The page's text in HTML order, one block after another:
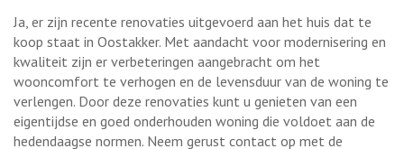
Ja, er zijn recente renovaties uitgevoerd aan het huis dat te
koop staat in Oostakker. Met aandacht voor modernisering en
kwaliteit zijn er verbeteringen aangebracht om het
wooncomfort te verhogen en de levensduur van de woning te
verlengen. Door deze renovaties kunt u genieten van een
eigentijdse en goed onderhouden woning die voldoet aan de
hedendaagse normen. Neem gerust contact op met de